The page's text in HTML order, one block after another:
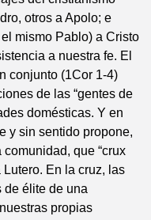
otros a Apolo; e
mismo Pablo) a Cristo
a nuestra fe. El
conjunto (1Cor 1-4)
de las “gentes de
domésticas. Y en
y sin sentido propone,
que “crux
En la cruz, las
de élite de una
propias